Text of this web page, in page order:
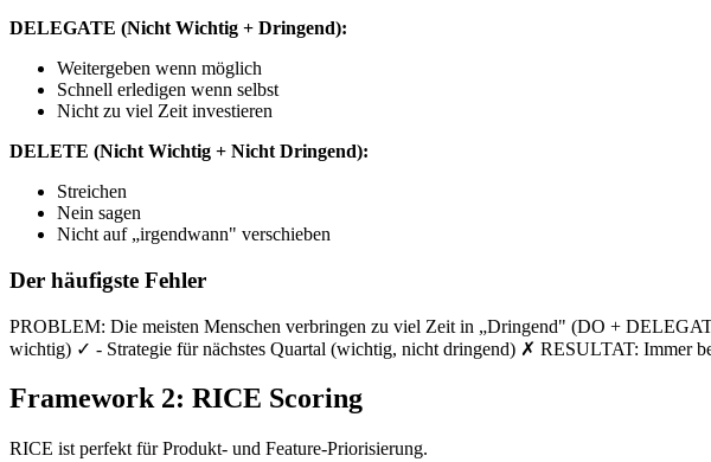
DELEGATE (Nicht Wichtig + Dringend):
Weitergeben wenn möglich
Schnell erledigen wenn selbst
Nicht zu viel Zeit investieren
DELETE (Nicht Wichtig + Nicht Dringend):
Streichen
Nein sagen
Nicht auf „irgendwann" verschieben
Der häufigste Fehler
PROBLEM: Die meisten Menschen verbringen zu viel Zeit in „Dringend" (DO +
wichtig) ✓ - Strategie für nächstes Quartal (wichtig, nicht dringend) ✗ RESULTAT: Immer
Framework 2: RICE Scoring
RICE ist perfekt für Produkt- und Feature-Priorisierung.